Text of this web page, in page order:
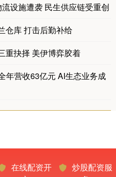
设施遭袭 民生供应链受重创
仓库 打击后勤补给
重抉择 美伊博弈胶着
年营收63亿元 AI生态业务成
在线配资开
炒股配资服